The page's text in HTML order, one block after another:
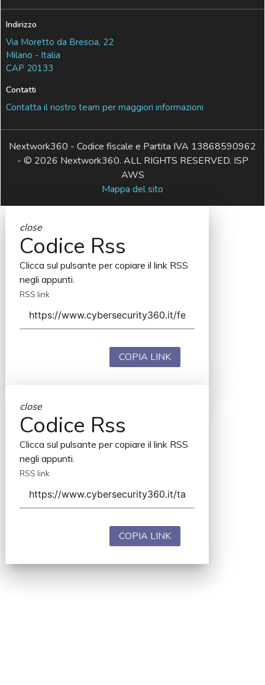
Indirizzo
Via Moretto da Brescia, 22
Milano - Italia
CAP 20133
Contatti
Contatta il nostro team per maggiori informazioni
Nextwork360 - Codice fiscale e Partita IVA 13868590962
- © 2026 Nextwork360. ALL RIGHTS RESERVED. ISP
AWS
Mappa del sito
close
Codice Rss
Clicca sul pulsante per copiare il link RSS
negli appunti.
RSS link
COPIA LINK
close
Codice Rss
Clicca sul pulsante per copiare il link RSS
negli appunti.
RSS link
COPIA LINK